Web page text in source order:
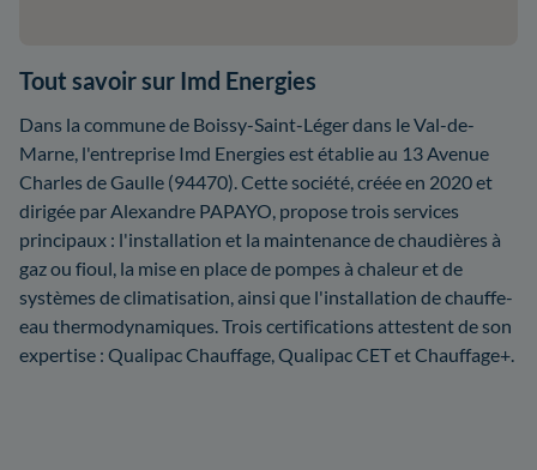
Tout savoir sur Imd Energies
Dans la commune de Boissy-Saint-Léger dans le Val-de-
Marne, l'entreprise Imd Energies est établie au 13 Avenue
Charles de Gaulle (94470). Cette société, créée en 2020 et
dirigée par Alexandre PAPAYO, propose trois services
principaux : l'installation et la maintenance de chaudières à
gaz ou fioul, la mise en place de pompes à chaleur et de
systèmes de climatisation, ainsi que l'installation de chauffe-
eau thermodynamiques. Trois certifications attestent de son
expertise : Qualipac Chauffage, Qualipac CET et Chauffage+.